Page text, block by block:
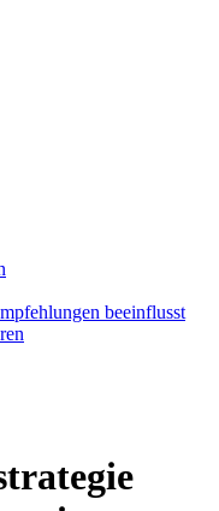
beeinflusst